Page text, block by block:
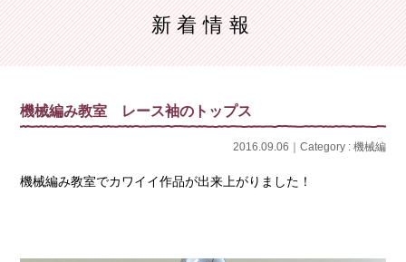
新着情報
機械編み教室 レース袖のトップス
2016.09.06｜Category : 機械編
機械編み教室でカワイイ作品が出来上がりました！